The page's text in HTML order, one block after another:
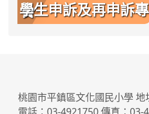
學生申訴及再申訴專
桃園市平鎮區文化國民小學